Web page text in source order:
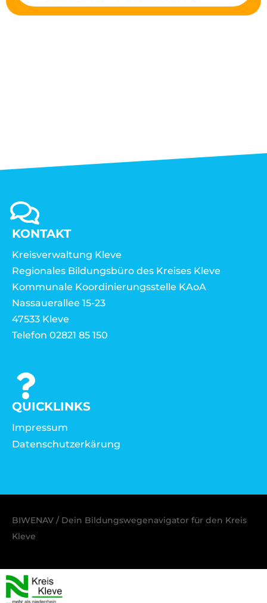
KONTAKT
Kreisverwaltung Kleve
Regionales Bildungsbüro des Kreises Kleve
Kommunale Koordinierungsstelle KAoA
Nassauerallee 15-23
47533 Kleve
Telefon 02821 85 150
QUICKLINKS
Impressum
Datenschutzerkärung
BIWENAV / Dein Bildungswegenavigator für den Kreis
Kleve